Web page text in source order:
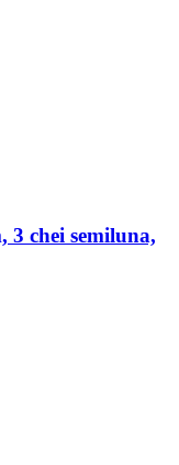
chei semiluna,